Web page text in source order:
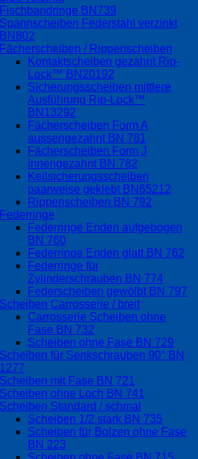
Fischbandringe BN739
Spannscheiben Federstahl verzinkt
BN802
Fächerscheiben / Rippenscheiben
Kontaktscheiben gezahnt Rip-
Lock™ BN20192
Sicherungsscheiben mittlere
Ausführung Rip-Lock™
BN13292
Fächerscheiben Form A
aussengezahnt BN 781
Fächerscheiben Form J
innengezahnt BN 782
Keilsicherungsscheiben
paarweise geklebt BN65212
Rippenscheiben BN 792
Federringe
Federringe Enden aufgebogen
BN 760
Federringe Enden glatt BN 762
Federringe für
Zylinderschrauben BN 774
Federscheiben gewölbt BN 797
Scheiben Carrosserie / breit
Carrosserie Scheiben ohne
Fase BN 732
Scheiben ohne Fase BN 729
Scheiben für Senkschrauben 90° BN
1277
Scheiben mit Fase BN 721
Scheiben ohne Loch BN 741
Scheiben Standard / schmal
Scheiben 1/2 stark BN 735
Scheiben für Bolzen ohne Fase
BN 223